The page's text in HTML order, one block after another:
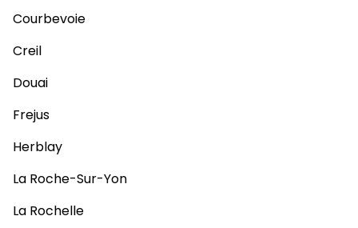
Courbevoie
Creil
Douai
Frejus
Herblay
La Roche-Sur-Yon
La Rochelle